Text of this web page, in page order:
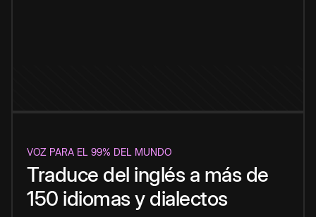
VOZ PARA EL 99% DEL MUNDO
Traduce del inglés a más de
150 idiomas y dialectos